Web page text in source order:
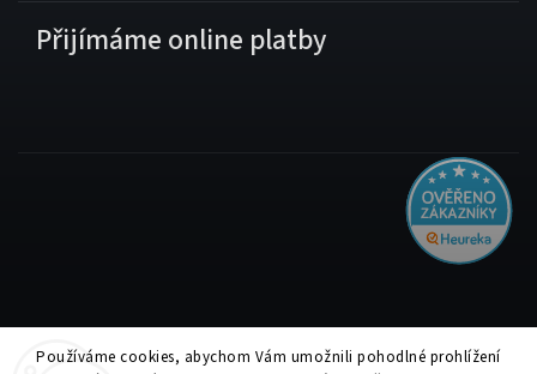
Používáme cookies, abychom Vám umožnili pohodlné prohlížení
Přijímáme online platby